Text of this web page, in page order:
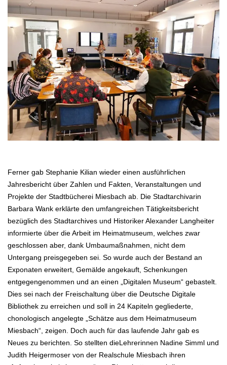
Ferner gab Stephanie Kilian wieder einen ausführlichen
Jahresbericht über Zahlen und Fakten, Veranstaltungen und
Projekte der Stadtbücherei Miesbach ab. Die Stadtarchivarin
Barbara Wank erklärte den umfangreichen Tätigkeitsbericht
bezüglich des Stadtarchives und Historiker Alexander Langheiter
informierte über die Arbeit im Heimatmuseum, welches zwar
geschlossen aber, dank Umbaumaßnahmen, nicht dem
Untergang preisgegeben sei. So wurde auch der Bestand an
Exponaten erweitert, Gemälde angekauft, Schenkungen
entgegengenommen und an einen „Digitalen Museum“ gebastelt.
Dies sei nach der Freischaltung über die Deutsche Digitale
Bibliothek zu erreichen und soll in 24 Kapiteln gegliederte,
chonologisch angelegte „Schätze aus dem Heimatmuseum
Miesbach“, zeigen. Doch auch für das laufende Jahr gab es
Neues zu berichten. So stellten dieLehrerinnen Nadine Simml und
Judith Heigermoser von der Realschule Miesbach ihren